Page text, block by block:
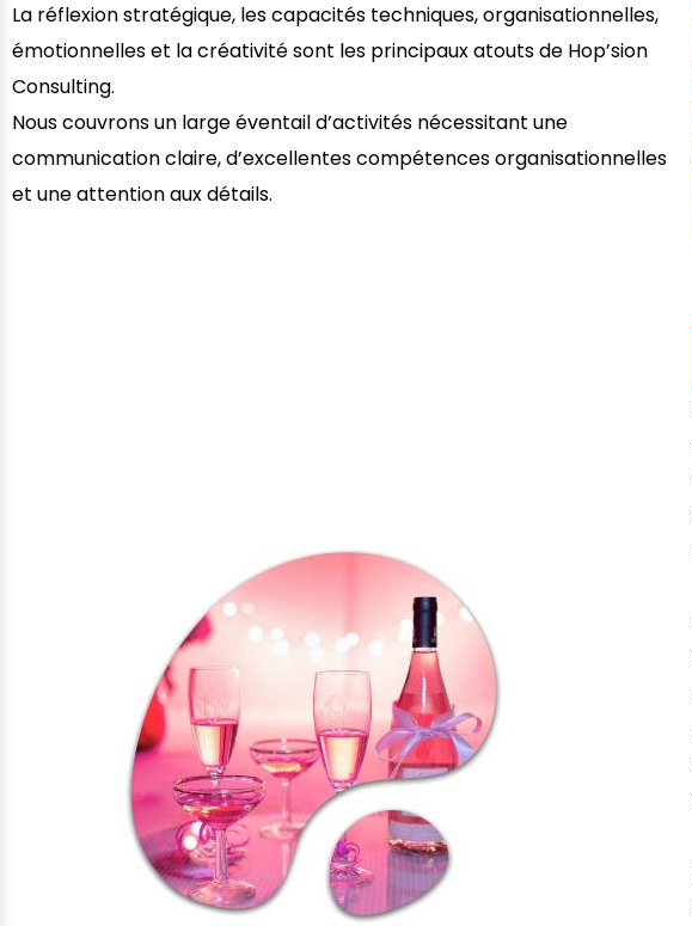
La réflexion stratégique, les capacités techniques, organisationnelles,
émotionnelles et la créativité sont les principaux atouts de Hop’sion
Consulting.
Nous couvrons un large éventail d’activités nécessitant une
communication claire, d’excellentes compétences organisationnelles
et une attention aux détails.